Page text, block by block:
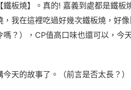
板燒】。真的! 嘉義到處都是鐵板
我在這裡吃過好幾次鐵板燒，好
？），CP值高口味也還可以，今
天的故事了。（前言是否太長？）